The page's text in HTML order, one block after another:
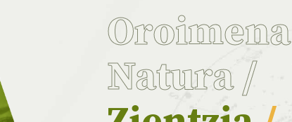
Oroimena
Natura/